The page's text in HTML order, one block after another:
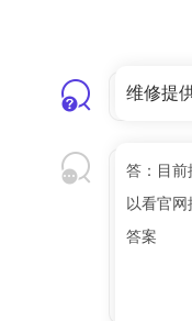
维修提
答：目前
以看官
答案